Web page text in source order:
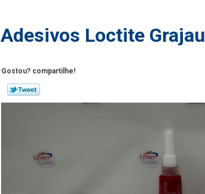
Adesivos Loctite Grajau
Gostou? compartilhe!